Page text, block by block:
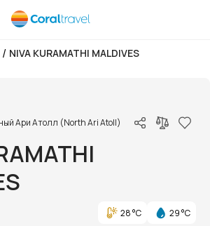
/ NIVA KURAMATHI MALDIVES
Ари Атолл (North Ari Atoll)
28 °C
29 °C